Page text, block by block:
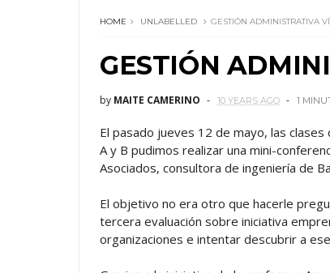
HOME UNLABELLED GESTIÓN ADMINISTRATIVA
GESTIÓN
by MAITE CAMERINO 10 YEARS AGO 1
El pasado jueves 12 de mayo, las
A y B pudimos realizar una mini-
Asociados, consultora de ingeniería de
El objetivo no era otro que hacerle
tercera evaluación sobre iniciativa
organizaciones e intentar descubrir a